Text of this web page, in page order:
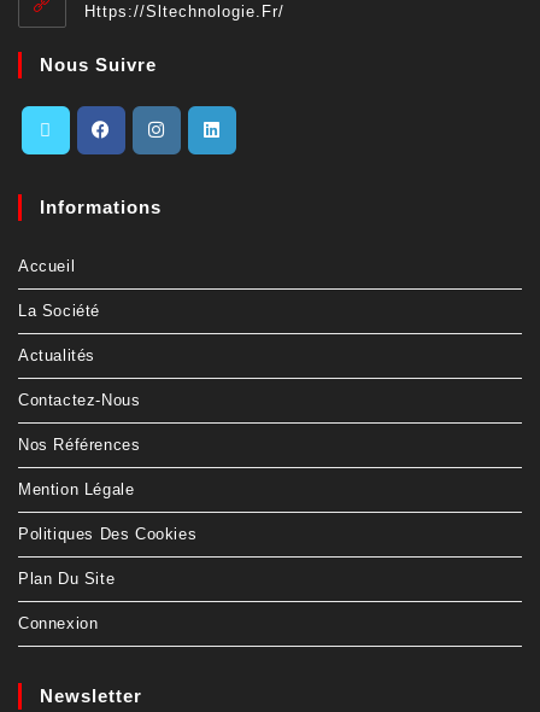
Https://sltechnologie.fr/
Nous Suivre
Informations
Accueil
La Société
Actualités
Contactez-Nous
Nos Références
Mention Légale
Politiques Des Cookies
Plan Du Site
Connexion
Newsletter